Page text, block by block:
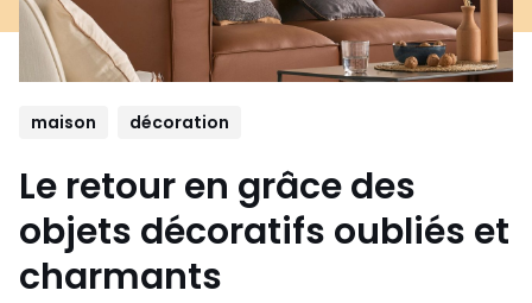
maison décoration
Le retour en grâce des
objets décoratifs oubliés et
charmants